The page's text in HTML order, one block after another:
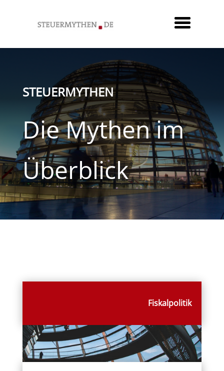
STEUERMYTHEN
Die Mythen im
Überblick
Fiskalpolitik